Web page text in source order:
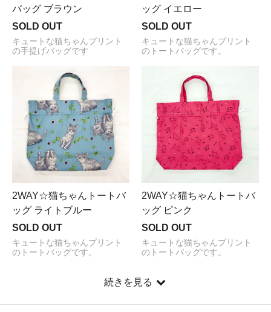
バッグ ブラウン
SOLD OUT
キュートな猫ちゃんプリント
の手提げバッグです
ッグ イエロー
SOLD OUT
キュートな猫ちゃんプリント
のトートバッグです。
2WAY☆猫ちゃんトートバ
ッグ ライトブルー
SOLD OUT
キュートな猫ちゃんプリント
のトートバッグです。
2WAY☆猫ちゃんトートバ
ッグ ピンク
SOLD OUT
キュートな猫ちゃんプリント
のトートバッグです。
続きを見る